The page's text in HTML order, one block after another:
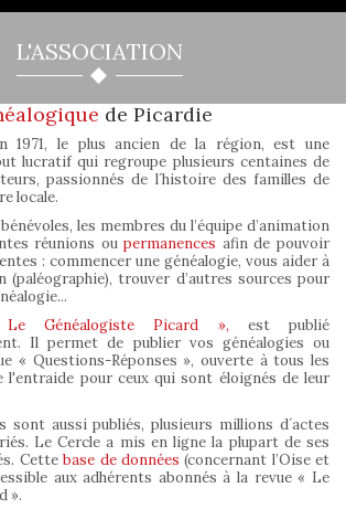
L'ASSOCIATION
de Picardie
1971, le plus ancien de la région, est une
lucratif qui regroupe plusieurs centaines de
passionnés de l´histoire des familles de
locale.
les membres du l’équipe d’animation
réunions oupermanences afin de pouvoir
: commencer une généalogie, vous aider à
(paléographie), trouver d’autres sources pour
Généalogiste Picard », est publié
Il permet de publier vos généalogies ou
« Questions-Réponses », ouverte à tous les
l'entraide pour ceux qui sont éloignés de leur
sont aussi publiés, plusieurs millions d´actes
Le Cercle a mis en ligne la plupart de ses
Cettebase de données (concernant l’Oise et
aux adhérents abonnés à la revue « Le
».